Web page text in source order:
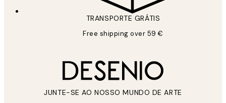
TRANSPORTE GRÁTIS
Free shipping over 59 €
JUNTE-SE AO NOSSO MUNDO DE ARTE